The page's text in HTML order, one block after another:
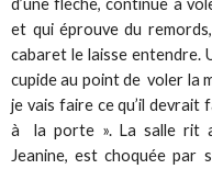
et qui éprouve du
cabaret le laisse entendre.
cupide au point de voler la
je vais faire ce qu’il
à la porte ». La salle rit
Jeanine, est choquée par